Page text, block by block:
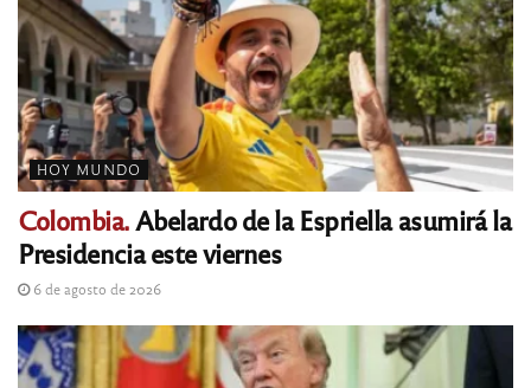
HOY MUNDO
Colombia.Abelardo de la Espriella asumirá la
Presidencia este viernes
6 de agosto de 2026